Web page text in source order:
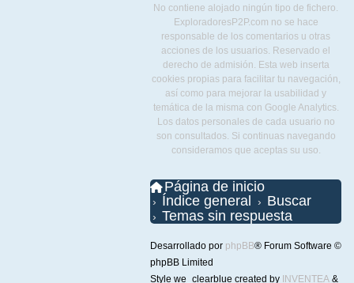
No contiene alojado ningún tipo de fichero.
ExploradoresP2P.com no se hace
responsable de los comentarios u otras
acciones de los usuarios. Reservado el
derecho de admisión. Esta web inserta
cookies propias para facilitar tu navegación,
así como para mejorar la usabilidad y
temática de la misma con Google Analytics.
Los datos personales de cada usuario no
son consultados. Si continuas navegando
consideramos que aceptas su uso.
Página de inicio
Índice general
Buscar
Temas sin respuesta
Desarrollado por phpBB® Forum Software ©
phpBB Limited
Style we_clearblue created by INVENTEA &